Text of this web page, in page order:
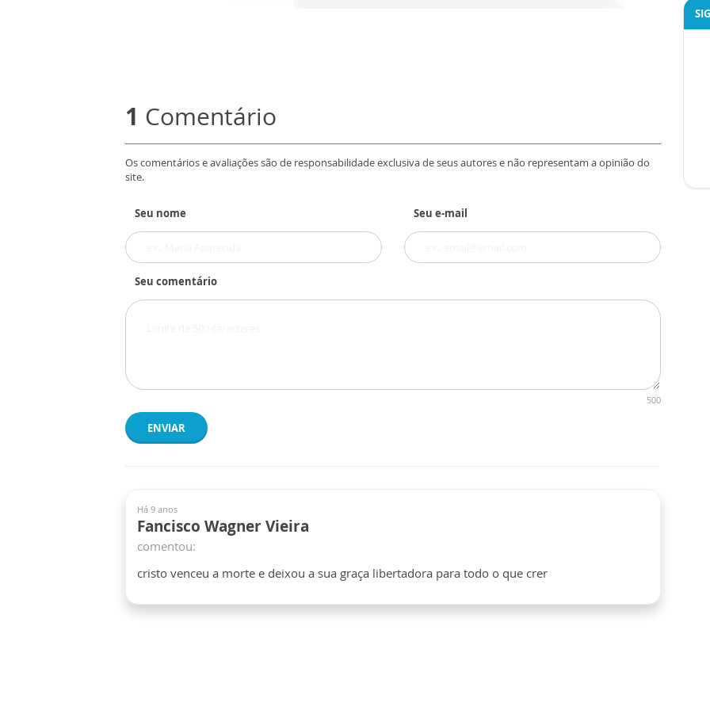
1 Comentário
Os comentários e avaliações são de responsabilidade exclusiva de seus autores e não representam a opinião do
site.
Seu nome Seu e-mail
Seu comentário
500
ENVIAR
Há 9 anos
Fancisco Wagner Vieira
comentou:
cristo venceu a morte e deixou a sua graça libertadora para todo o que crer